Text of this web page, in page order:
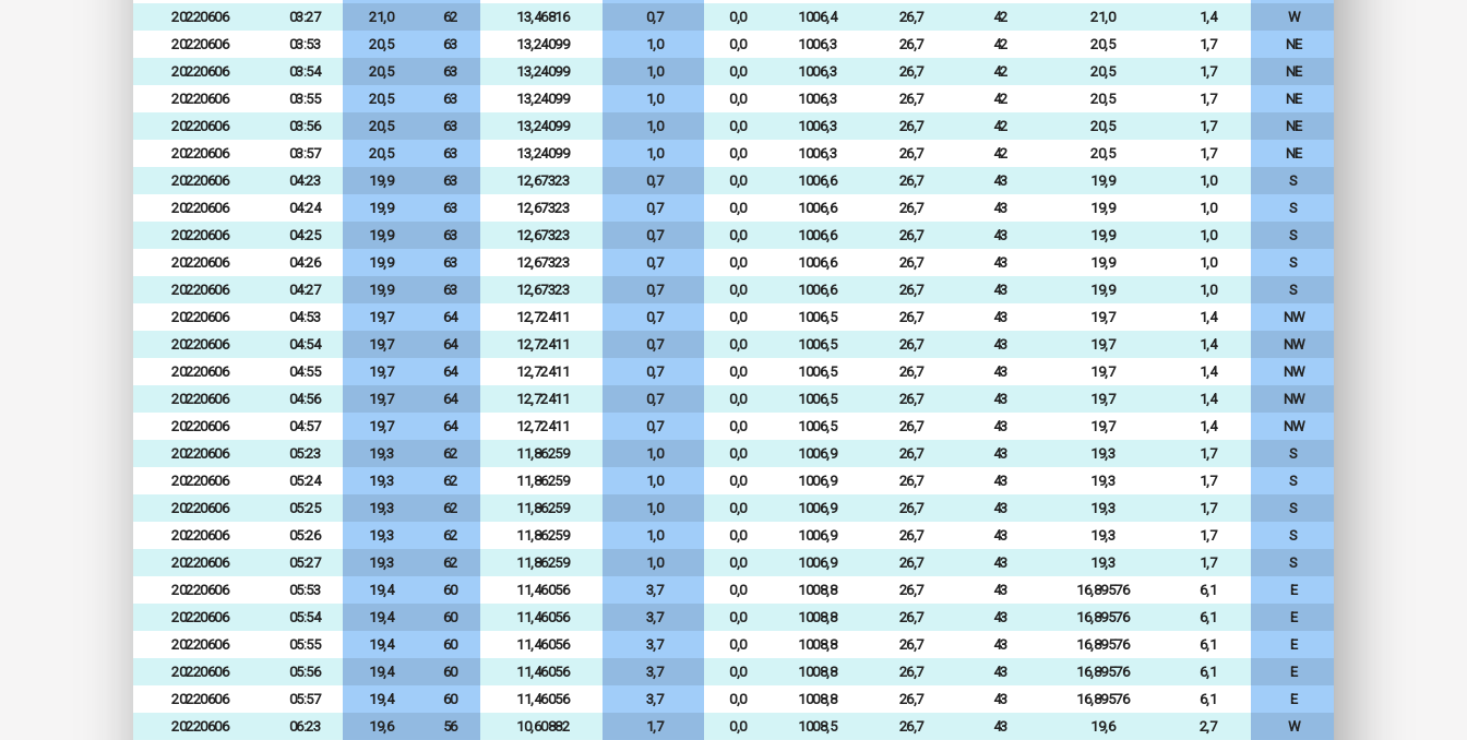
20220606
03:27 21,0 62 13,46816 0,7 0,0 1006,4 26,7 42 21,0 1,4
W
20220606
03:53 20,5 63 13,24099 1,0 0,0 1006,3 26,7 42 20,5 1,7
NE
20220606
03:54 20,5 63 13,24099 1,0 0,0 1006,3 26,7 42 20,5 1,7
NE
20220606
03:55 20,5 63 13,24099 1,0 0,0 1006,3 26,7 42 20,5 1,7
NE
20220606
03:56 20,5 63 13,24099 1,0 0,0 1006,3 26,7 42 20,5 1,7
NE
20220606
03:57 20,5 63 13,24099 1,0 0,0 1006,3 26,7 42 20,5 1,7
NE
20220606
04:23 19,9 63 12,67323 0,7 0,0 1006,6 26,7 43 19,9 1,0
S
20220606
04:24 19,9 63 12,67323 0,7 0,0 1006,6 26,7 43 19,9 1,0
S
20220606
04:25 19,9 63 12,67323 0,7 0,0 1006,6 26,7 43 19,9 1,0
S
20220606
04:26 19,9 63 12,67323 0,7 0,0 1006,6 26,7 43 19,9 1,0
S
20220606
04:27 19,9 63 12,67323 0,7 0,0 1006,6 26,7 43 19,9 1,0
S
20220606
04:53 19,7 64 12,72411 0,7 0,0 1006,5 26,7 43 19,7 1,4
NW
20220606
04:54 19,7 64 12,72411 0,7 0,0 1006,5 26,7 43 19,7 1,4
NW
20220606
04:55 19,7 64 12,72411 0,7 0,0 1006,5 26,7 43 19,7 1,4
NW
20220606
04:56 19,7 64 12,72411 0,7 0,0 1006,5 26,7 43 19,7 1,4
NW
20220606
04:57 19,7 64 12,72411 0,7 0,0 1006,5 26,7 43 19,7 1,4
NW
20220606
05:23 19,3 62 11,86259 1,0 0,0 1006,9 26,7 43 19,3 1,7
S
20220606
05:24 19,3 62 11,86259 1,0 0,0 1006,9 26,7 43 19,3 1,7
S
20220606
05:25 19,3 62 11,86259 1,0 0,0 1006,9 26,7 43 19,3 1,7
S
20220606
05:26 19,3 62 11,86259 1,0 0,0 1006,9 26,7 43 19,3 1,7
S
20220606
05:27 19,3 62 11,86259 1,0 0,0 1006,9 26,7 43 19,3 1,7
S
20220606
05:53 19,4 60 11,46056 3,7 0,0 1008,8 26,7 43 16,89576 6,1
E
20220606
05:54 19,4 60 11,46056 3,7 0,0 1008,8 26,7 43 16,89576 6,1
E
20220606
05:55 19,4 60 11,46056 3,7 0,0 1008,8 26,7 43 16,89576 6,1
E
20220606
05:56 19,4 60 11,46056 3,7 0,0 1008,8 26,7 43 16,89576 6,1
E
20220606
05:57 19,4 60 11,46056 3,7 0,0 1008,8 26,7 43 16,89576 6,1
E
20220606
06:23 19,6 56 10,60882 1,7 0,0 1008,5 26,7 43 19,6 2,7
W